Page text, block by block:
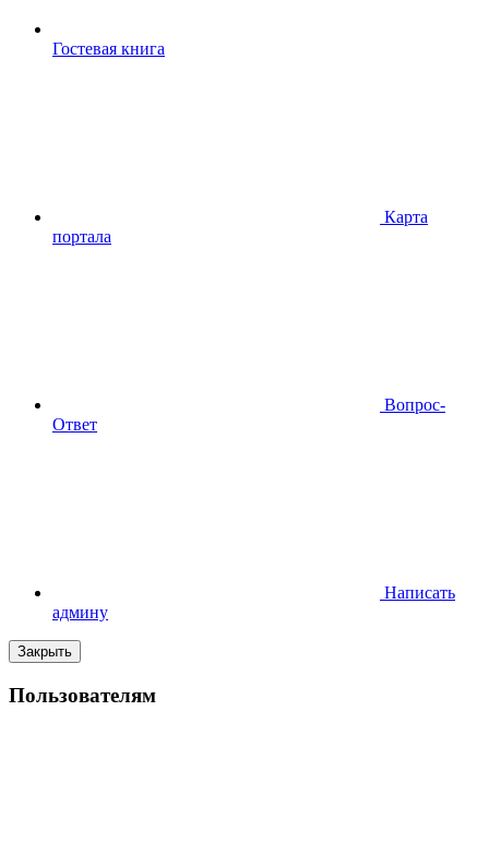
Гостевая книга
Карта
портала
Вопрос-
Ответ
Написать
админу
Закрыть
Пользователям